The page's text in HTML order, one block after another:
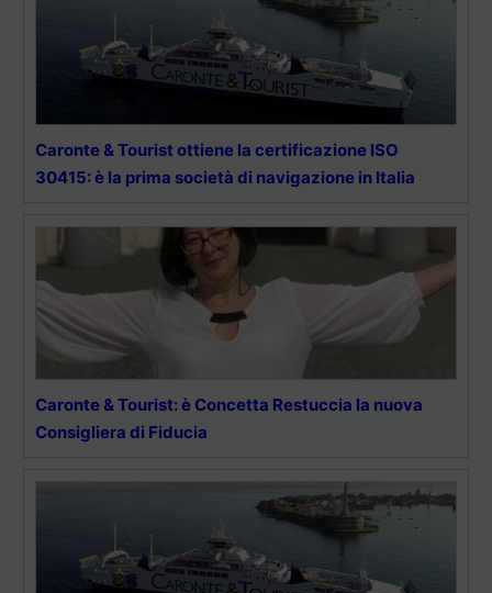
Caronte & Tourist ottiene la certificazione ISO
30415: è la prima società di navigazione in Italia
Caronte & Tourist: è Concetta Restuccia la nuova
Consigliera di Fiducia